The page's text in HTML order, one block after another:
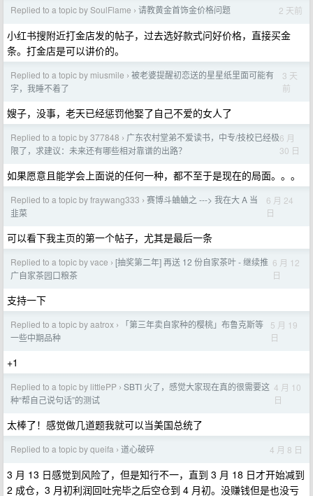
Replied to a topic by SoulFlame › 请教黄金首饰金价格问题 2 天前
小红书搜附近打金店发的帖子，过去选好款式问好价格，直接买金
条。打金店是可以讲价的。
Replied to a topic by miusmile › 被老婆提醒初恋送的星星纸里面可能有
字，我睡不着了
3 天
前
嫂子，没事，老天已经惩罚他娶了自己不爱的女人了
Replied to a topic by 377848 › 广东农村堂弟不爱读书，中专/技校已经极
限了，求建议：未来还有哪些相对靠谱的出路？
6 月
30 日
如果愿意且能学会上面说的任何一种，都不至于是现在的局面。。。
Replied to a topic by fraywang333 › 赛博斗蛐蛐之 ---> 我在大 A 当
韭菜
6 月 24
日
可以看下我主页的第一个帖子，尤其是最后一条
Replied to a topic by vace › [抽奖第二年] 再送 12 份自家茶叶 - 继续推
广自家茶园口粮茶
6 月 12
日
支持一下
Replied to a topic by aatrox ›
「第三年卖自家种的樱桃」布鲁克斯等
一些中期品种
5 月 19
日
+1
Replied to a topic by littlePP › SBTI 火了，感觉大家现在真的很需要这
种“帮自己说句话”的测试
4 月 10
日
太棒了！感觉做几道题我就可以当美国总统了
Replied to a topic by queifa › 道心破碎 4 月 8 日
3 月 13 日感觉到风险了，但是知行不一，直到 3 月 18 日才开始减到
2 成仓，3 月初利润回吐完毕之后空仓到 4 月初。没赚钱但是也没亏